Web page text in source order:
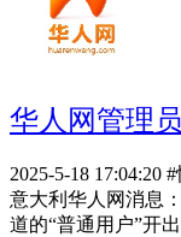
华人网管理员
2025-5-18 17:04:20 #
意大利华人网消息
道的“普通用户”开